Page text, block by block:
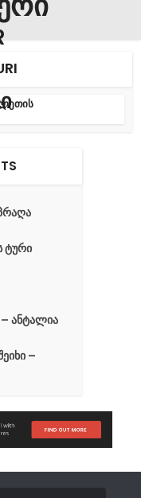
ტური
ანტალია
–